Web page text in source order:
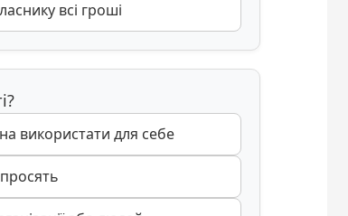
всі гроші
використати для себе